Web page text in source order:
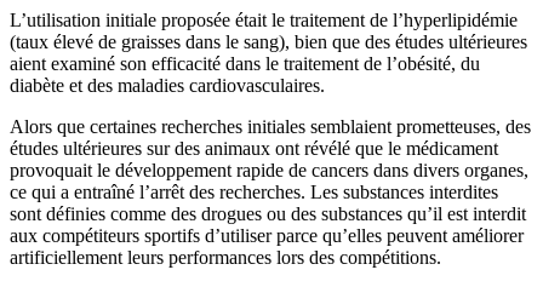
L’utilisation initiale proposée était le traitement de l’hyperlipidémie
(taux élevé de graisses dans le sang), bien que des études ultérieures
aient examiné son efficacité dans le traitement de l’obésité, du
diabète et des maladies cardiovasculaires.
Alors que certaines recherches initiales semblaient prometteuses, des
études ultérieures sur des animaux ont révélé que le médicament
provoquait le développement rapide de cancers dans divers organes,
ce qui a entraîné l’arrêt des recherches. Les substances interdites
sont définies comme des drogues ou des substances qu’il est interdit
aux compétiteurs sportifs d’utiliser parce qu’elles peuvent améliorer
artificiellement leurs performances lors des compétitions.